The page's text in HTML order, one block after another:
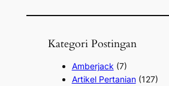
Kategori Postingan
Amberjack (7)
Artikel Pertanian(127)